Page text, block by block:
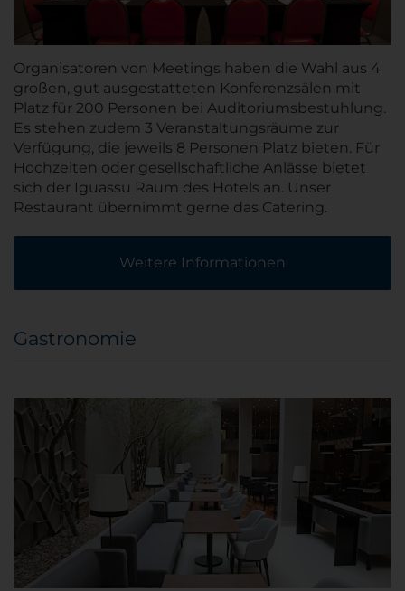
Organisatoren von Meetings haben die Wahl aus 4
großen, gut ausgestatteten Konferenzsälen mit
Platz für 200 Personen bei Auditoriumsbestuhlung.
Es stehen zudem 3 Veranstaltungsräume zur
Verfügung, die jeweils 8 Personen Platz bieten. Für
Hochzeiten oder gesellschaftliche Anlässe bietet
sich der Iguassu Raum des Hotels an. Unser
Restaurant übernimmt gerne das Catering.
Weitere Informationen
Gastronomie